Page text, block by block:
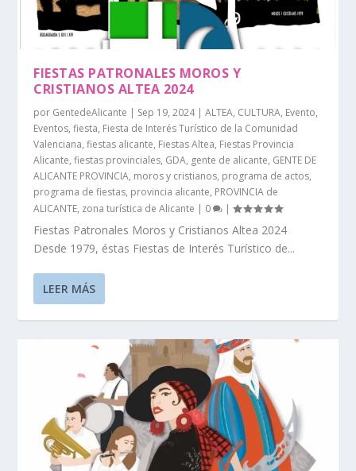
FIESTAS PATRONALES MOROS Y
CRISTIANOS ALTEA 2024
por GentedeAlicante | Sep 19, 2024|ALTEA, CULTURA, Evento,
Eventos,fiesta, Fiesta de Interés Turístico de la Comunidad
Valenciana,fiestas alicante, Fiestas Altea, Fiestas Provincia
Alicante,fiestas provinciales, GDA, gente de alicante, GENTE DE
ALICANTE PROVINCIA, moros y cristianos, programa de actos,
programa de fiestas, provincia alicante, PROVINCIA de
ALICANTE, zona turística de Alicante | 0 |
Fiestas Patronales Moros y Cristianos Altea 2024
Desde 1979, éstas Fiestas de Interés Turístico de...
LEER MÁS